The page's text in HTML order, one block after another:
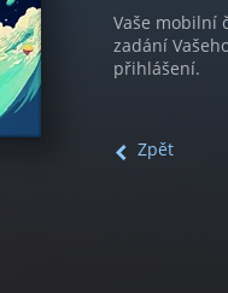
Vaše mobilní
zadání
přihlášení.
Zpět